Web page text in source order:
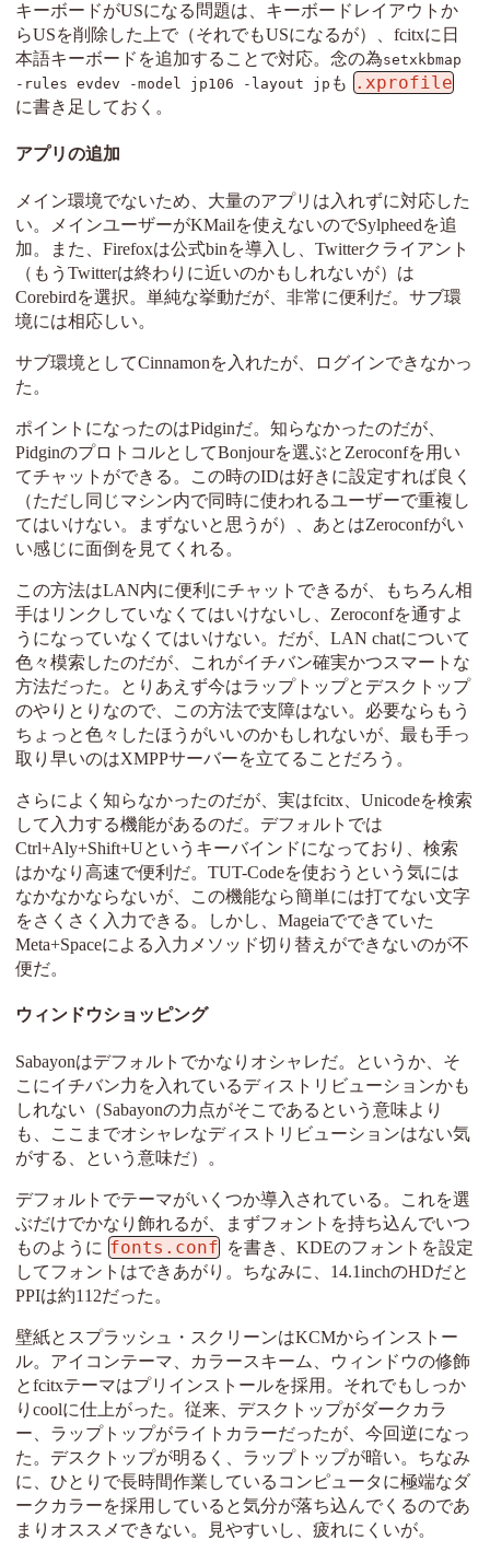
キーボードがUSになる問題は、キーボードレイアウトか
らUSを削除した上で（それでもUSになるが）、fcitxに日
本語キーボードを追加することで対応。念の為setxkbmap
-rules evdev -model jp106 -layout jp も .xprofile
に書き足しておく。
アプリの追加
メイン環境でないため、大量のアプリは入れずに対応した
い。メインユーザーがKMailを使えないのでSylpheedを追
加。また、Firefoxは公式binを導入し、Twitterクライアント
（もうTwitterは終わりに近いのかもしれないが）は
Corebirdを選択。単純な挙動だが、非常に便利だ。サブ環
境には相応しい。
サブ環境としてCinnamonを入れたが、ログインできなかっ
た。
ポイントになったのはPidginだ。知らなかったのだが、
PidginのプロトコルとしてBonjourを選ぶとZeroconfを用い
てチャットができる。この時のIDは好きに設定すれば良く
（ただし同じマシン内で同時に使われるユーザーで重複し
てはいけない。まずないと思うが）、あとはZeroconfがい
い感じに面倒を見てくれる。
この方法はLAN内に便利にチャットできるが、もちろん相
手はリンクしていなくてはいけないし、Zeroconfを通すよ
うになっていなくてはいけない。だが、LAN chatについて
色々模索したのだが、これがイチバン確実かつスマートな
方法だった。とりあえず今はラップトップとデスクトップ
のやりとりなので、この方法で支障はない。必要ならもう
ちょっと色々したほうがいいのかもしれないが、最も手っ
取り早いのはXMPPサーバーを立てることだろう。
さらによく知らなかったのだが、実はfcitx、Unicodeを検索
して入力する機能があるのだ。デフォルトでは
Ctrl+Aly+Shift+Uというキーバインドになっており、検索
はかなり高速で便利だ。TUT-Codeを使おうという気には
なかなかならないが、この機能なら簡単には打てない文字
をさくさく入力できる。しかし、Mageiaでできていた
Meta+Spaceによる入力メソッド切り替えができないのが不
便だ。
ウィンドウショッピング
Sabayonはデフォルトでかなりオシャレだ。というか、そ
こにイチバン力を入れているディストリビューションかも
しれない（Sabayonの力点がそこであるという意味より
も、ここまでオシャレなディストリビューションはない気
がする、という意味だ）。
デフォルトでテーマがいくつか導入されている。これを選
ぶだけでかなり飾れるが、まずフォントを持ち込んでいつ
ものように fonts.conf を書き、KDEのフォントを設定
してフォントはできあがり。ちなみに、14.1inchのHDだと
PPIは約112だった。
壁紙とスプラッシュ・スクリーンはKCMからインストー
ル。アイコンテーマ、カラースキーム、ウィンドウの修飾
とfcitxテーマはプリインストールを採用。それでもしっか
りcoolに仕上がった。従来、デスクトップがダークカラ
ー、ラップトップがライトカラーだったが、今回逆になっ
た。デスクトップが明るく、ラップトップが暗い。ちなみ
に、ひとりで長時間作業しているコンピュータに極端なダ
ークカラーを採用していると気分が落ち込んでくるのであ
まりオススメできない。見やすいし、疲れにくいが。